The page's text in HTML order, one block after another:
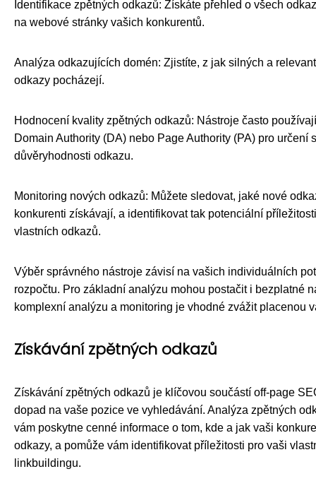
Identifikace zpětných odkazů: Získáte přehled o všech
na webové stránky vašich konkurentů.
Analýza odkazujících domén: Zjistíte, z jak silných a
odkazy pocházejí.
Hodnocení kvality zpětných odkazů: Nástroje často
Domain Authority (DA) nebo Page Authority (PA) pro určení
důvěryhodnosti odkazu.
Monitoring nových odkazů: Můžete sledovat, jaké nové
konkurenti získávají, a identifikovat tak potenciální
vlastních odkazů.
Výběr správného nástroje závisí na vašich individuálních
rozpočtu. Pro základní analýzu mohou postačit i bezplatné
komplexní analýzu a monitoring je vhodné zvážit placenou
Získávání zpětných odkazů
Získávání zpětných odkazů je klíčovou součástí off-page
dopad na vaše pozice ve vyhledávání. Analýza zpětných
vám poskytne cenné informace o tom, kde a jak vaši
odkazy, a pomůže vám identifikovat příležitosti pro vaši
linkbuildingu.